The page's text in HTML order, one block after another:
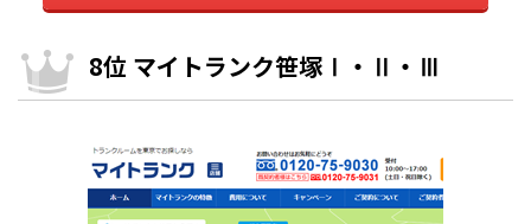
8位 マイトランク笹塚Ⅰ・Ⅱ・Ⅲ